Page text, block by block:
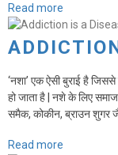
Read more
‘नशा’ एक ऐसी बुराई है
हो जाता है | नशे के लिए
समैक, कोकीन, ब्राउन शुगर
Read more